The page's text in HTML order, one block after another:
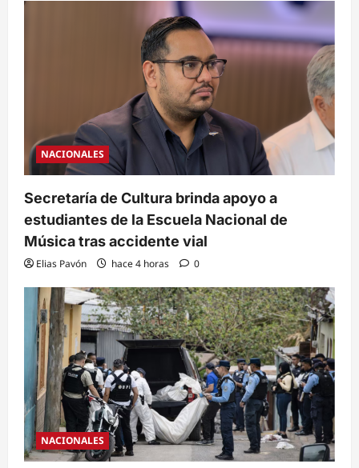
NACIONALES
Secretaría de Cultura brinda apoyo a
estudiantes de la Escuela Nacional de
Música tras accidente vial
Elias Pavón hace 4 horas 0
NACIONALES